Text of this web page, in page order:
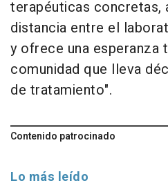
terapéuticas concretas,
distancia entre el
y ofrece una esperanza
comunidad que lleva
de tratamiento".
Contenido patrocinado
Lo más leído